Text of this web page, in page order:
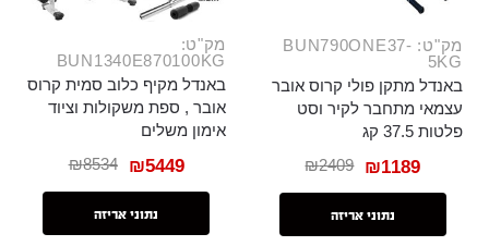
מק"ט: BUN790ONE37-
5KG
באנדל מתקן פולי קרוס אובר
עצמאי מתחבר לקיר וסט
פלטות 37.5 קג
₪2409 ₪1189
נתוני אריזה
מק"ט:
BUN1340E870100KG
באנדל מקיף כלוב סמית קרוס
אובר , ספת משקולות וציוד
אימון משלים
₪8534 ₪5449
נתוני אריזה